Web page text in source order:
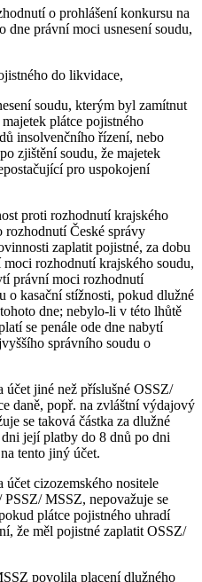
o prohlášení konkursu na
dne právní moci usnesení soudu,
do likvidace,
soudu, kterým byl zamítnut
plátce pojistného
insolvenčního řízení, nebo
zjištění soudu, že majetek
pro uspokojení
proti rozhodnutí krajského
rozhodnutí České správy
zaplatit pojistné, za dobu
rozhodnutí krajského soudu,
právní moci rozhodnutí
o kasační stížnosti, pokud dlužné
dne; nebylo-li v této lhůtě
se penále ode dne nabytí
správního soudu o
účet jiné než příslušné OSSZ/
daně, popř. na zvláštní výdajový
se taková částka za dlužné
její platby do 8 dnů po dni
tento jiný účet.
účet cizozemského nositele
MSSZ, nepovažuje se
plátce pojistného uhradí
že měl pojistné zaplatit OSSZ/
povolila placení dlužného